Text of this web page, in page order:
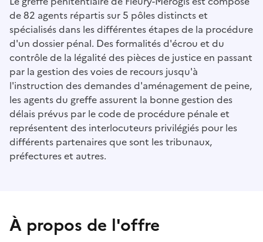
de 82 agents répartis sur 5 pôles distincts et
spécialisés dans les différentes étapes de la procédure
d'un dossier pénal. Des formalités d'écrou et du
contrôle de la légalité des pièces de justice en passant
par la gestion des voies de recours jusqu'à
l'instruction des demandes d'aménagement de peine,
les agents du greffe assurent la bonne gestion des
délais prévus par le code de procédure pénale et
représentent des interlocuteurs privilégiés pour les
différents partenaires que sont les tribunaux,
préfectures et autres.
À propos de l'offre